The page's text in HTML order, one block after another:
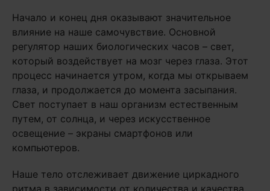
Начало и конец дня оказывают значительное
влияние на наше самочувствие. Основной
регулятор наших биологических часов – свет,
который воздействует на мозг через глаза. Этот
процесс начинается утром, когда мы открываем
глаза, и продолжается до момента засыпания.
Свет поступает в наш организм естественным
путем, от солнца, и через искусственное
освещение – экраны смартфонов или
компьютеров.
Наше тело отслеживает движение циркадного